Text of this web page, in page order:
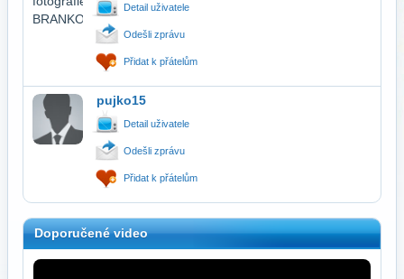
Detail uživatele
Odešli zprávu
Přidat k přátelům
pujko15
Detail uživatele
Odešli zprávu
Přidat k přátelům
Doporučené video